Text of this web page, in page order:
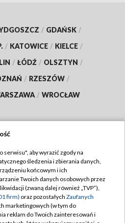
/ GDAŃSK /
/ KATOWICE / KIELCE /
/ ŁÓDŹ / OLSZTYN /
/ RZESZÓW /
/ WROCŁAW
TVP
TVP
prywatności
zgody
serwisu", aby wyrazić zgody na
śledzenia i zbierania danych,
końcowym i ich
Twoich danych osobowych przez
(zwaną dalej również „TVP”),
firm) oraz pozostałych Zaufanych
marketingowych (w tym do
reklam do Twoich zainteresowań i